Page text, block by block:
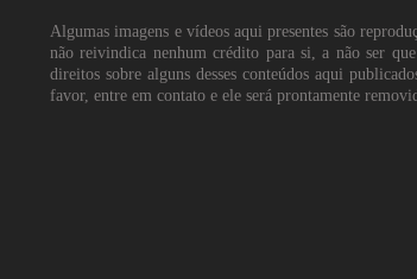
Algumas imagens e vídeos aqui presentes são
não reivindica nenhum crédito para si, a não ser
direitos sobre alguns desses conteúdos aqui
favor, entre em contato e ele será prontamente